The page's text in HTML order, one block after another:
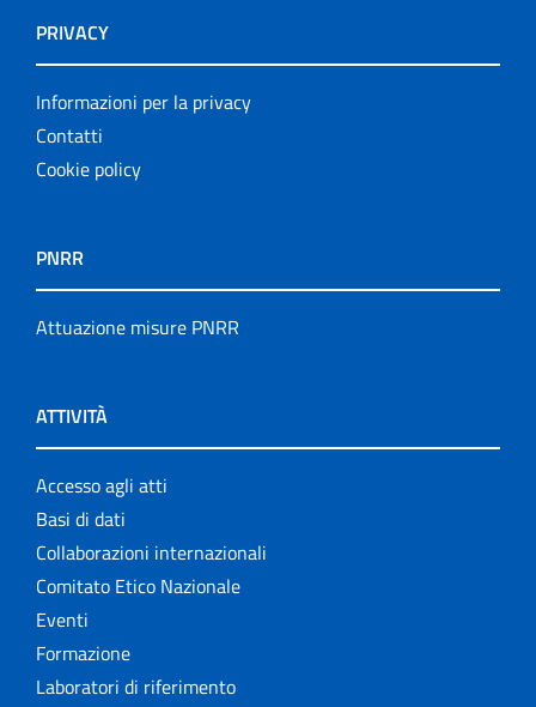
PRIVACY
Informazioni per la privacy
Contatti
Cookie policy
PNRR
Attuazione misure PNRR
ATTIVITÀ
Accesso agli atti
Basi di dati
Collaborazioni internazionali
Comitato Etico Nazionale
Eventi
Formazione
Laboratori di riferimento